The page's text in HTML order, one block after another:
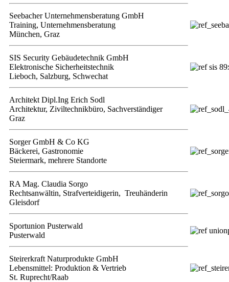
Seebacher Unternehmensberatung GmbH
Training, Unternehmensberatung
München, Graz
SIS Security Gebäudetechnik GmbH
Elektronische Sicherheitstechnik
Lieboch, Salzburg, Schwechat
Architekt Dipl.Ing Erich Sodl
Architektur, Ziviltechnikbüro, Sachverständiger
Graz
Sorger GmbH & Co KG
Bäckerei, Gastronomie
Steiermark, mehrere Standorte
RA Mag. Claudia Sorgo
Rechtsanwältin, Strafverteidigerin, Treuhänderin
Gleisdorf
Sportunion Pusterwald
Pusterwald
Steirerkraft Naturprodukte GmbH
Lebensmittel: Produktion & Vertrieb
St. Ruprecht/Raab